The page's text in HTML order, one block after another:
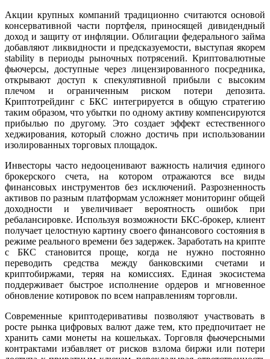
Акции крупных компаний традиционно считаются основой
консервативной части портфеля, приносящей дивидендный
доход и защиту от инфляции. Облигации федерального займа
добавляют ликвидности и предсказуемости, выступая якорем
stability в периоды рыночных потрясений. Криптовалютные
фьючерсы, доступные через лицензированного посредника,
открывают доступ к спекулятивной прибыли с высоким
плечом и ограниченным риском потери депозита.
Криптотрейдинг с БКС интегрируется в общую стратегию
таким образом, что убытки по одному активу компенсируются
прибылью по другому. Это создает эффект естественного
хеджирования, который сложно достичь при использовании
изолированных торговых площадок.
Инвесторы часто недооценивают важность наличия единого
брокерского счета, на котором отражаются все виды
финансовых инструментов без исключений. Разрозненность
активов по разным платформам усложняет мониторинг общей
доходности и увеличивает вероятность ошибок при
ребалансировке. Используя возможности БКС-брокер, клиент
получает целостную картину своего финансового состояния в
режиме реального времени без задержек. Заработать на крипте
с БКС становится проще, когда не нужно постоянно
переводить средства между банковскими счетами и
криптобиржами, теряя на комиссиях. Единая экосистема
поддерживает быстрое исполнение ордеров и мгновенное
обновление котировок по всем направлениям торговли.
Современные криптодеривативы позволяют участвовать в
росте рынка цифровых валют даже тем, кто предпочитает не
хранить сами монеты на кошельках. Торговля фьючерсными
контрактами избавляет от рисков взлома биржи или потери